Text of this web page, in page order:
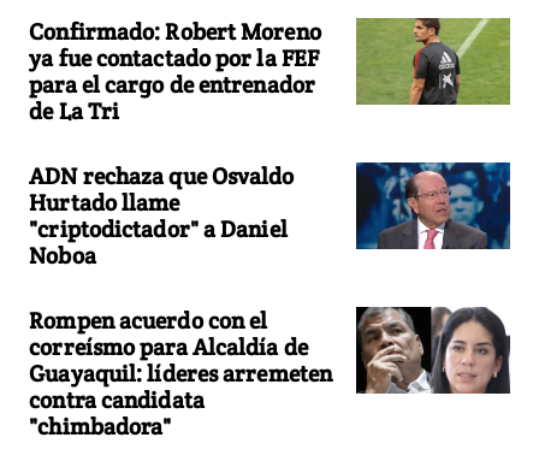
Confirmado: Robert Moreno
ya fue contactado por la FEF
para el cargo de entrenador
de La Tri
ADN rechaza que Osvaldo
Hurtado llame
"criptodictador" a Daniel
Noboa
Rompen acuerdo con el
correísmo para Alcaldía de
Guayaquil: líderes arremeten
contra candidata
"chimbadora"